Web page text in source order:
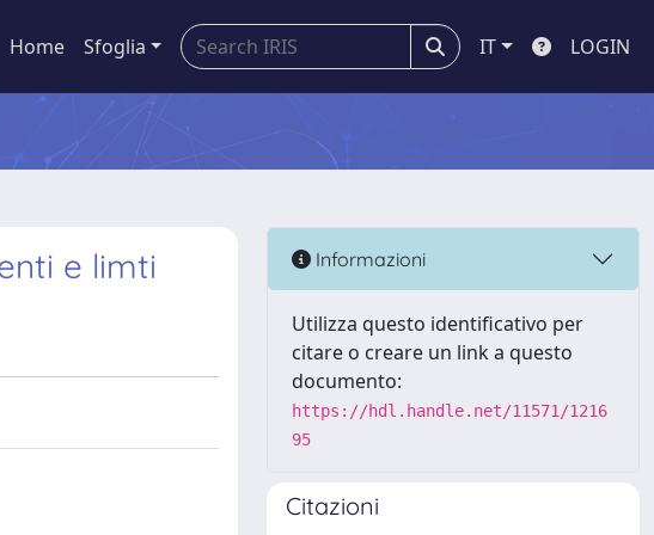
Home Sfoglia IT LOGIN
e limti Informazioni
Utilizza questo identificativo per
citare o creare un link a questo
documento:
https://hdl.handle.net/11571/1216
95
Citazioni